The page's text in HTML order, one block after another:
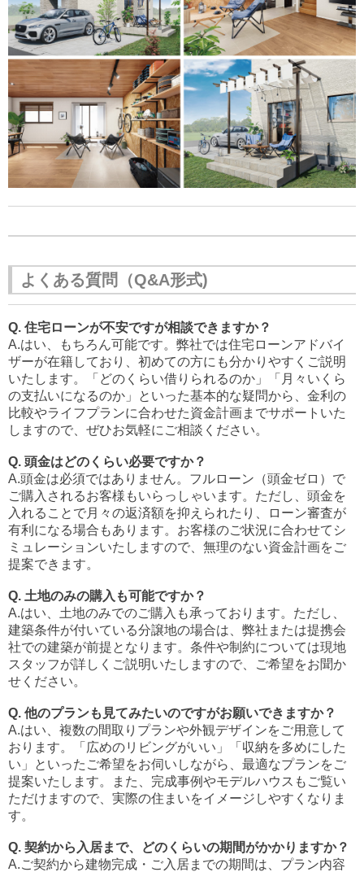
よくある質問（Q&A形式)
Q. 住宅ローンが不安ですが相談できますか？
A.はい、もちろん可能です。弊社では住宅ローンアドバイ
ザーが在籍しており、初めての方にも分かりやすくご説明
いたします。「どのくらい借りられるのか」「月々いくら
の支払いになるのか」といった基本的な疑問から、金利の
比較やライフプランに合わせた資金計画までサポートいた
しますので、ぜひお気軽にご相談ください。
Q. 頭金はどのくらい必要ですか？
A.頭金は必須ではありません。フルローン（頭金ゼロ）で
ご購入されるお客様もいらっしゃいます。ただし、頭金を
入れることで月々の返済額を抑えられたり、ローン審査が
有利になる場合もあります。お客様のご状況に合わせてシ
ミュレーションいたしますので、無理のない資金計画をご
提案できます。
Q. 土地のみの購入も可能ですか？
A.はい、土地のみでのご購入も承っております。ただし、
建築条件が付いている分譲地の場合は、弊社または提携会
社での建築が前提となります。条件や制約については現地
スタッフが詳しくご説明いたしますので、ご希望をお聞か
せください。
Q. 他のプランも見てみたいのですがお願いできますか？
A.はい、複数の間取りプランや外観デザインをご用意して
おります。「広めのリビングがいい」「収納を多めにした
い」といったご希望をお伺いしながら、最適なプランをご
提案いたします。また、完成事例やモデルハウスもご覧い
ただけますので、実際の住まいをイメージしやすくなりま
す。
Q. 契約から入居まで、どのくらいの期間がかかりますか？
A.ご契約から建物完成・ご入居までの期間は、プラン内容